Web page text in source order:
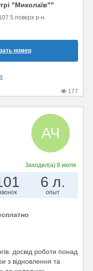
"Миколаїв""
5 поверх р-н.
номер
177
АЧ
Заходил(а)8 июля
6 л.
опыт
досвід роботи понад
з відновлення та